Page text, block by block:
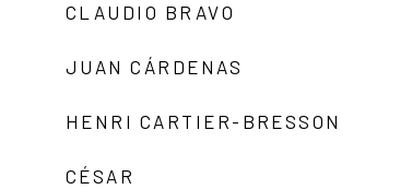
CLAUDIO BRAVO
JUAN CÁRDENAS
HENRI CARTIER-BRESSON
CÉSAR